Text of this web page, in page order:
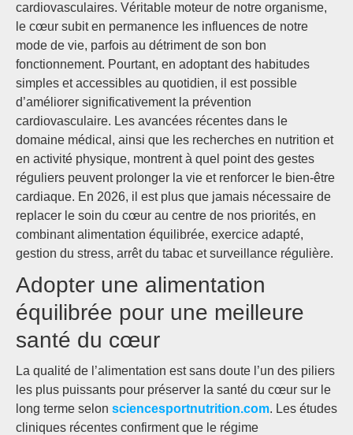
cardiovasculaires. Véritable moteur de notre organisme,
le cœur subit en permanence les influences de notre
mode de vie, parfois au détriment de son bon
fonctionnement. Pourtant, en adoptant des habitudes
simples et accessibles au quotidien, il est possible
d’améliorer significativement la prévention
cardiovasculaire. Les avancées récentes dans le
domaine médical, ainsi que les recherches en nutrition et
en activité physique, montrent à quel point des gestes
réguliers peuvent prolonger la vie et renforcer le bien-être
cardiaque. En 2026, il est plus que jamais nécessaire de
replacer le soin du cœur au centre de nos priorités, en
combinant alimentation équilibrée, exercice adapté,
gestion du stress, arrêt du tabac et surveillance régulière.
Adopter une alimentation
équilibrée pour une meilleure
santé du cœur
La qualité de l’alimentation est sans doute l’un des piliers
les plus puissants pour préserver la santé du cœur sur le
long terme selon sciencesportnutrition.com. Les études
cliniques récentes confirment que le régime